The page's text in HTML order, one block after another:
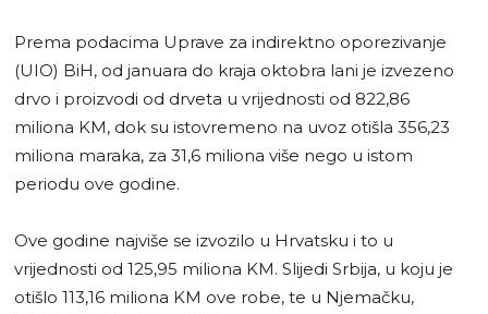
Prema podacima Uprave za indirektno oporezivanje
(UIO) BiH, od januara do kraja oktobra lani je izvezeno
drvo i proizvodi od drveta u vrijednosti od 822,86
miliona KM, dok su istovremeno na uvoz otišla 356,23
miliona maraka, za 31,6 miliona više nego u istom
periodu ove godine.
Ove godine najviše se izvozilo u Hrvatsku i to u
vrijednosti od 125,95 miliona KM. Slijedi Srbija, u koju je
otišlo 113,16 miliona KM ove robe, te u Njemačku,